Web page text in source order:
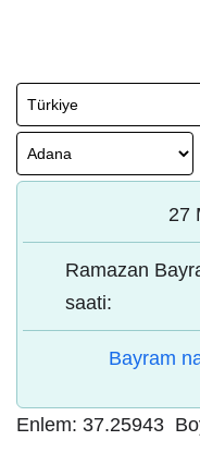
27
Ramazan
saati:
Bayram
Enlem: 37.25943